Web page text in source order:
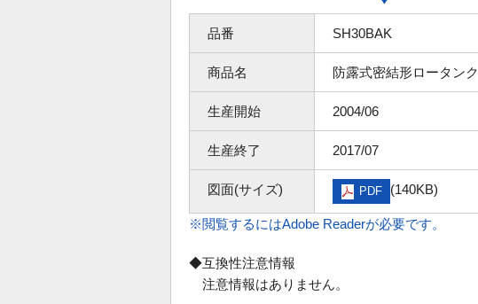
品番 SH30BAK
商品名 防露式密結形ロータンク
生産開始 2004/06
生産終了 2017/07
図面(サイズ) PDF (140KB)
※閲覧するにはAdobe Readerが必要です。
◆互換性注意情報
注意情報はありません。